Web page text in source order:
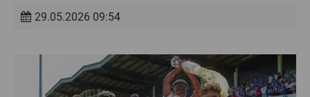
29.05.2026 09:54